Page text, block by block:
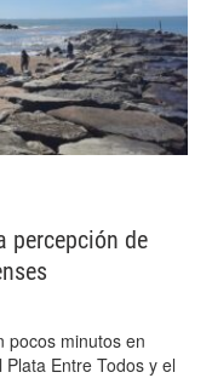
percepción de
pocos minutos en
Entre Todos y el